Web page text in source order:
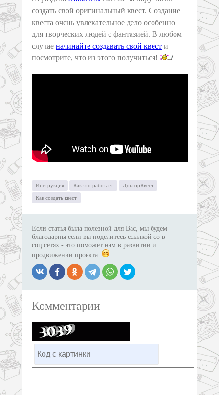
создать свой оригинальный квест. Создание
квеста очень увлекательное дело особенно
для творческих людей с фантазией. В любом
случае начинайте создавать свой квест и
посмотрите, что из этого получиться!
Инструкция Как это работает ДокторКвест
Как создать квест
Если статья была полезной для Вас, мы будем
благодарны если вы поделитесь ссылкой со в
соц.сетях - это поможет нам в развитии и
продвижении проекта.
Комментарии